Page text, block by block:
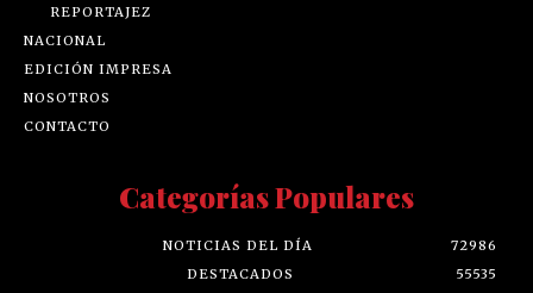
REPORTAJEZ
NACIONAL
EDICIÓN IMPRESA
NOSOTROS
CONTACTO
Categorías Populares
NOTICIAS DEL DÍA
72986
DESTACADOS
55535